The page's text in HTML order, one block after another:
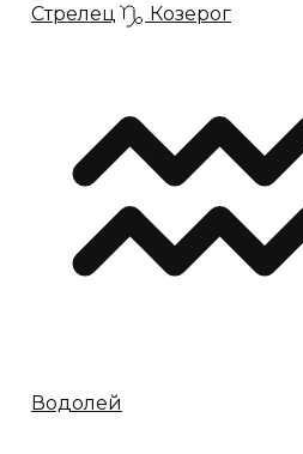
Стрелец Козерог
Водолей